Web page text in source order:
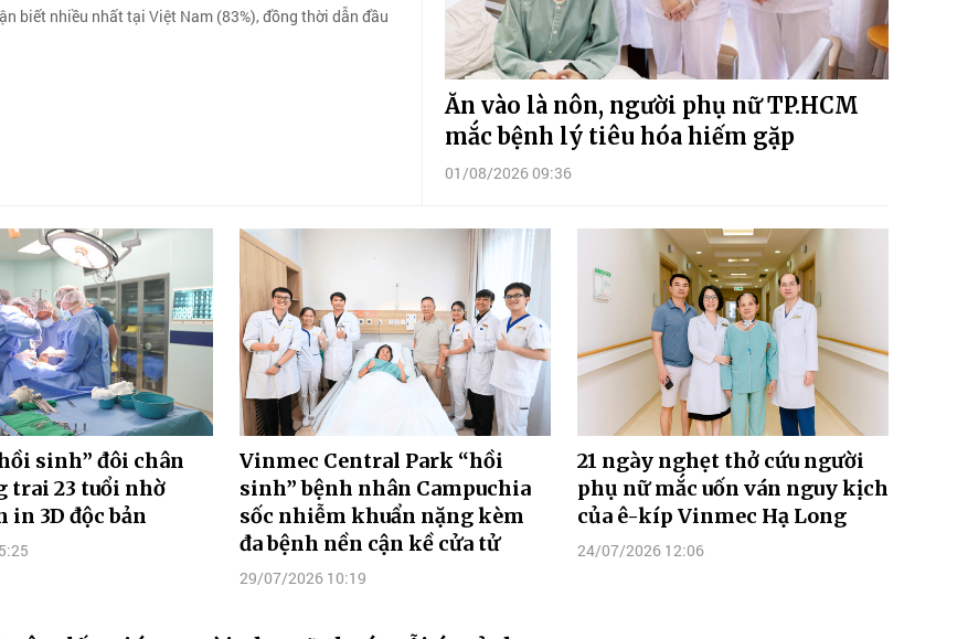
biết nhiều nhất tại Việt Nam (83%), đồng thời dẫn đầu
Ăn vào là nôn, người phụ nữ TP.HCM
mắc bệnh lý tiêu hóa hiếm gặp
01/08/2026 09:36
sinh” đôi chân
trai 23 tuổi nhờ
in 3D độc bản
Vinmec Central Park “hồi
sinh” bệnh nhân Campuchia
sốc nhiễm khuẩn nặng kèm
đa bệnh nền cận kề cửa tử
29/07/2026 10:19
21 ngày nghẹt thở cứu người
phụ nữ mắc uốn ván nguy kịch
của ê-kíp Vinmec Hạ Long
24/07/2026 12:06